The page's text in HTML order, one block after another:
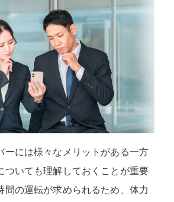
ーには様々なメリットがある一方
ついても理解しておくことが重要
間の運転が求められるため、体力